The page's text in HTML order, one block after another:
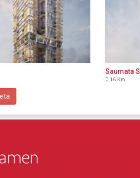
Saumata
0.16 Km